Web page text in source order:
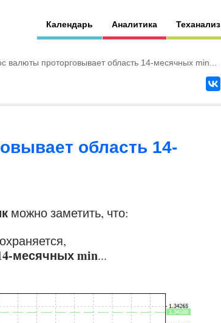
Календарь Аналитика Теханализ
валюты проторговывает область 14-месячных min...
область 14-
можно заметить, что:
месячных min...